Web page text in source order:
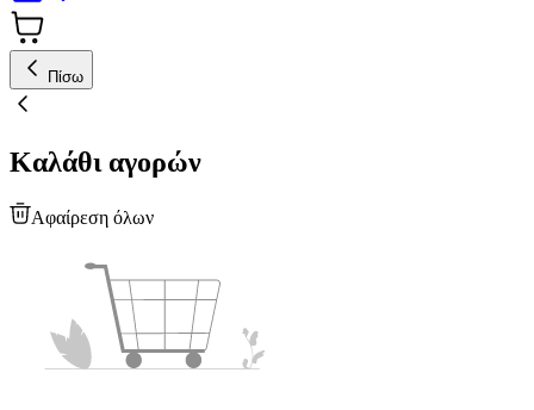
Πίσω
Καλάθι αγορών
Αφαίρεση όλων